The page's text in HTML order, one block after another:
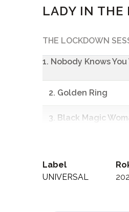
LADY IN THE
THE LOCKDOWN
1. Nobody Knows
2. Golden Ring
3. Black Magic
5. Kerry
Label
UNIVERSAL